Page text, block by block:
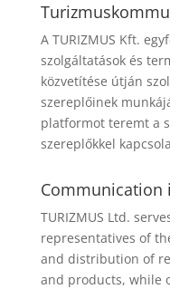
A TURIZMUS Kft.
szolgáltatások és
közvetítése útján
szereplőinek
platformot teremt a
szereplőkkel
Communication
TURIZMUS Ltd.
representatives of
and distribution of
and products, while